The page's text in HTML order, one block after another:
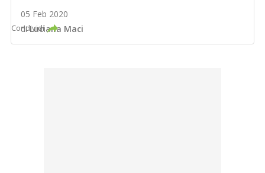
05 Feb 2020
diLuciana Maci
Condividi